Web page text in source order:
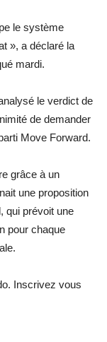
le système
», a déclaré la
mardi.
le verdict de
de demander
Move Forward.
grâce à un
une proposition
qui prévoit une
pour chaque
Inscrivez vous